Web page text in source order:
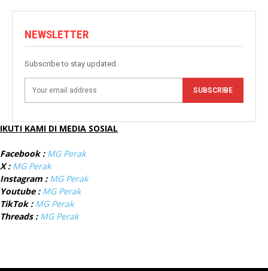
NEWSLETTER
Subscribe to stay updated.
SUBSCRIBE
IKUTI KAMI DI MEDIA SOSIAL
Facebook : MG Perak
X : MG Perak
Instagram : MG Perak
Youtube : MG Perak
TikTok : MG Perak
Threads : MG Perak